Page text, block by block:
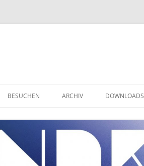
BESUCHEN ARCHIV DOWNLOADS